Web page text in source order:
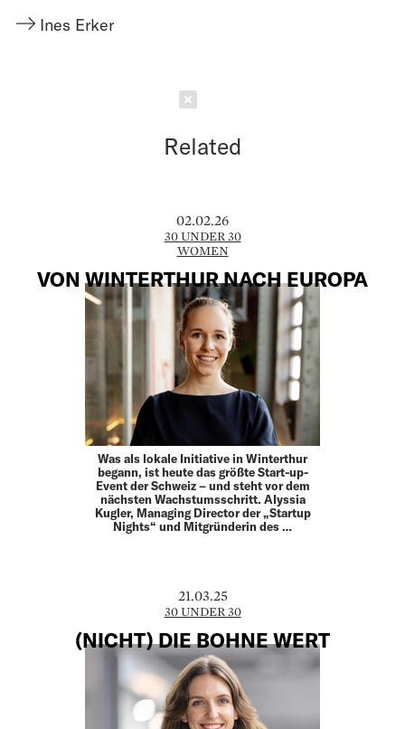
Ines Erker
Related
02.02.26
30 UNDER 30
WOMEN
VON WINTERTHUR NACH EUROPA
Was als lokale Initiative in Winterthur
begann, ist heute das größte Start-up-
Event der Schweiz – und steht vor dem
nächsten Wachstumsschritt. Alyssia
Kugler, Managing Director der „Startup
Nights“ und Mitgründerin des …
21.03.25
30 UNDER 30
(NICHT) DIE BOHNE WERT